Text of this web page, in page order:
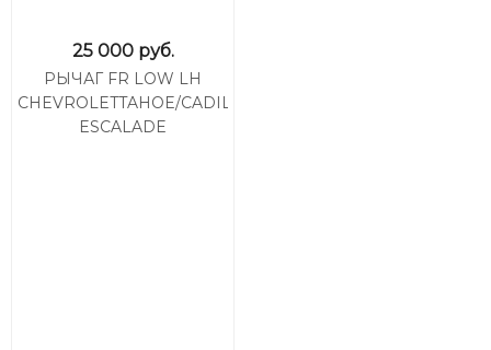
25 000 руб.
РЫЧАГ FR LOW LH
CHEVROLETTAHOE/CADILLAC
ESCALADE